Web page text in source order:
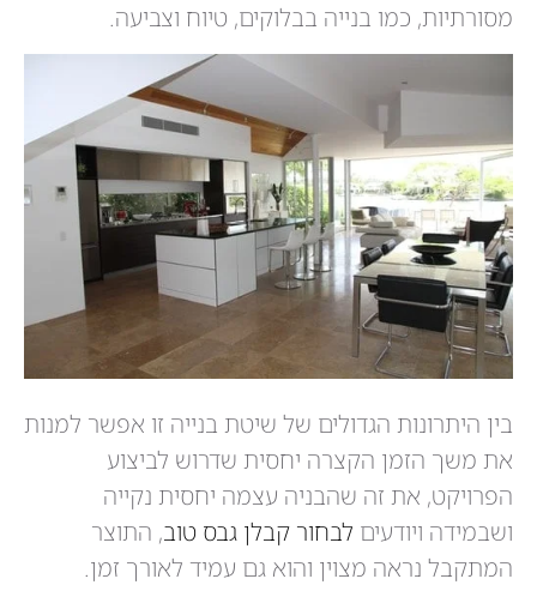
מסורתיות, כמו בנייה בבלוקים, טיוח וצביעה.
בין היתרונות הגדולים של שיטת בנייה זו אפשר למנות
את משך הזמן הקצרה יחסית שדרוש לביצוע
הפרויקט, את זה שהבניה עצמה יחסית נקייה
ושבמידה ויודעים לבחור קבלן גבס טוב, התוצר
המתקבל נראה מצוין והוא גם עמיד לאורך זמן.